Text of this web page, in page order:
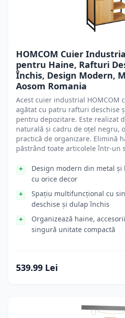
HOMCOM Cuier
pentru Haine, Rafturi
Închis, Design Modern,
Aosom Romania
Acest cuier industrial HOMCOM
agătat cu patru rafturi deschise
pentru depozitare. Este realizat
naturală și cadru de oțel negru,
practică de organizare. Elimină
păstrând toate articolele într-un
Design modern din metal și
cu orice decor
Spațiu multifuncțional cu
deschise și dulap închis
Organizează haine,
singură unitate compactă
539.99 Lei